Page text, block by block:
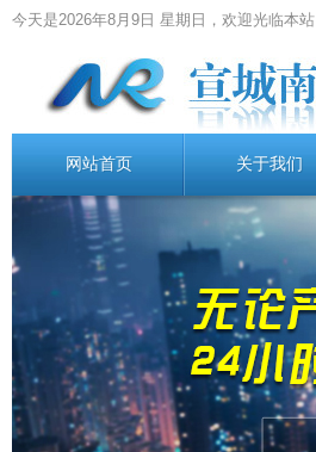
今天是2026年8月9日 星期日，欢迎光临本站
网站首页 关于我们